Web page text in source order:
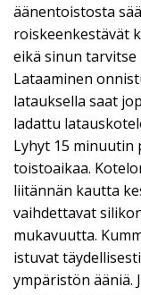
äänentoistosta
roiskeenkestävät
eikä sinun
Lataaminen
latauksella saat
ladattu
Lyhyt 15 minuutin
toistoaikaa.
liitännän kautta
vaihdettavat
mukavuutta.
istuvat
ympäristön ääniä.